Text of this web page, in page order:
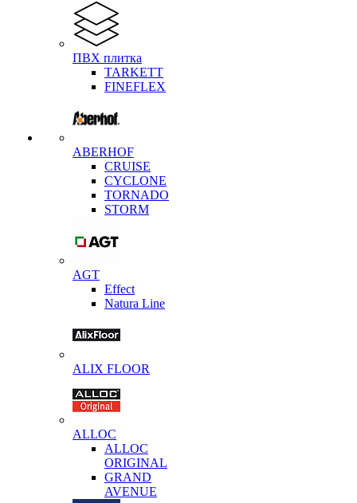
ПВХ плитка
TARKETT
FINEFLEX
ABERHOF
CRUISE
CYCLONE
TORNADO
STORM
AGT
Effect
Natura Line
ALIX FLOOR
ALLOC
ALLOC
ORIGINAL
GRAND
AVENUE